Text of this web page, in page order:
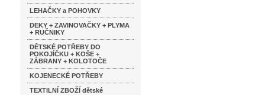
LEHAČKY a POHOVKY
DEKY + ZAVINOVAČKY + PLYMA
+ RUČNIKY
DĚTSKÉ POTŘEBY DO
POKOJÍČKU + KOŠE +
ZÁBRANY + KOLOTOČE
KOJENECKÉ POTŘEBY
TEXTILNÍ ZBOŽÍ dětské